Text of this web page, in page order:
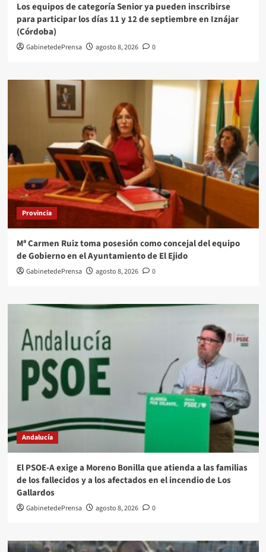
Los equipos de categoría Senior ya pueden inscribirse
para participar los días 11 y 12 de septiembre en Iznájar
(Córdoba)
GabinetedePrensa agosto 8, 2026 0
Provincia
Mª Carmen Ruiz toma posesión como concejal del equipo
de Gobierno en el Ayuntamiento de El Ejido
GabinetedePrensa agosto 8, 2026 0
Andalucía
El PSOE-A exige a Moreno Bonilla que atienda a las familias
de los fallecidos y a los afectados en el incendio de Los
Gallardos
GabinetedePrensa agosto 8, 2026 0